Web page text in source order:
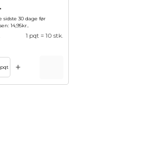
sidste 30 dage før
14,95kr.
1 pqt = 10 stk.
pqt +